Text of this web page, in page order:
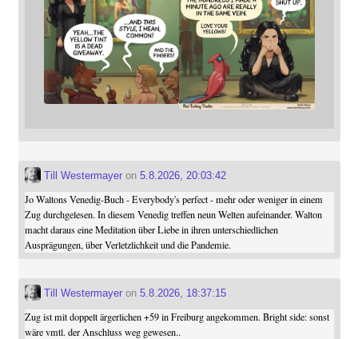
Till Westermayeron 5.8.2026, 20:03:42
Jo Waltons Venedig-Buch - Everybody's perfect - mehr oder weniger in einem
Zug durchgelesen. In diesem Venedig treffen neun Welten aufeinander. Walton
macht daraus eine Meditation über Liebe in ihren unterschiedlichen
Ausprägungen, über Verletzlichkeit und die Pandemie.
Till Westermayeron 5.8.2026, 18:37:15
Zug ist mit doppelt ärgerlichen +59 in Freiburg angekommen. Bright side: sonst
wäre vmtl. der Anschluss weg gewesen..